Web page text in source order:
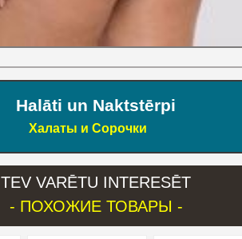
Halāti un Naktstērpi
Халаты и Сорочки
TEV VARĒTU INTERESĒT
- ПОХОЖИЕ ТОВАРЫ -